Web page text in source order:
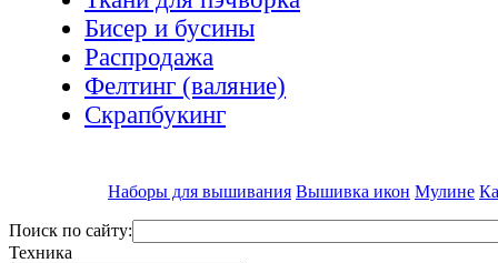
Бисер и бусины
Распродажа
Фелтинг (валяние)
Скрапбукинг
Наборы для вышивания Вышивка икон Мулине
Поиск по сайту:
Техника